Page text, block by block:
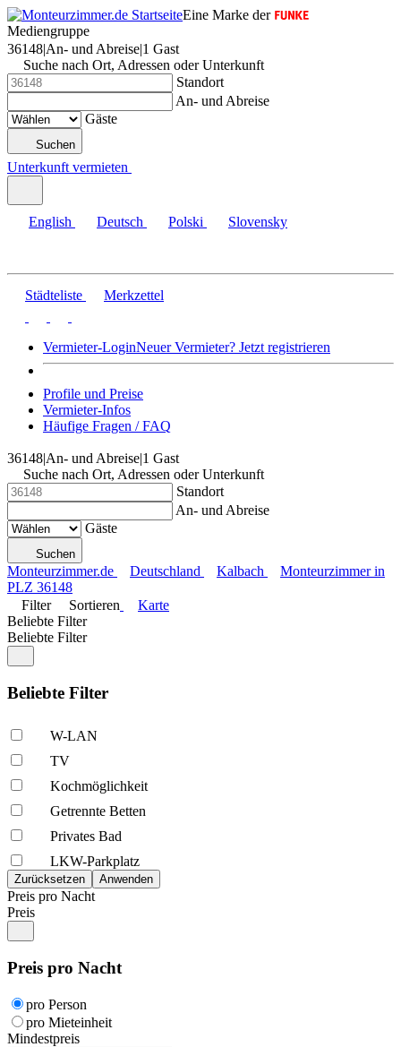
Eine Marke der
Mediengruppe
36148|An- und Abreise|1 Gast
Suche nach Ort, Adressen oder Unterkunft
Standort
An- und Abreise
Gäste
Suchen
Unterkunft vermieten
English Deutsch Polski Slovensky
Städteliste Merkzettel
Vermieter-LoginNeuer Vermieter? Jetzt registrieren
Profile und Preise
Vermieter-Infos
Häufige Fragen / FAQ
36148|An- und Abreise|1 Gast
Suche nach Ort, Adressen oder Unterkunft
Standort
An- und Abreise
Gäste
Suchen
Monteurzimmer.de Deutschland Kalbach
Monteurzimmer in
PLZ 36148
Filter
Sortieren
Karte
Beliebte Filter
Beliebte Filter
Beliebte Filter
W-LAN
TV
Kochmöglich­keit
Getrennte Betten
Privates Bad
LKW-Parkplatz
Preis pro Nacht
Preis
Preis pro Nacht
pro Person
pro Mieteinheit
Mindestpreis